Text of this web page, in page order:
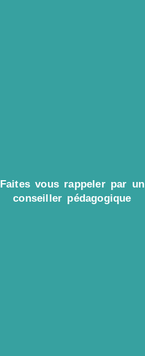
Faites vous rappeler par un
conseiller pédagogique